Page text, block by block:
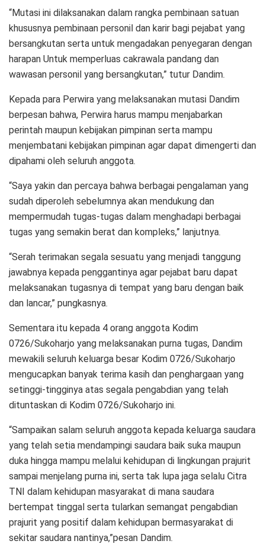
“Mutasi ini dilaksanakan dalam rangka pembinaan satuan
khususnya pembinaan personil dan karir bagi pejabat yang
bersangkutan serta untuk mengadakan penyegaran dengan
harapan Untuk memperluas cakrawala pandang dan
wawasan personil yang bersangkutan,” tutur Dandim.
Kepada para Perwira yang melaksanakan mutasi Dandim
berpesan bahwa, Perwira harus mampu menjabarkan
perintah maupun kebijakan pimpinan serta mampu
menjembatani kebijakan pimpinan agar dapat dimengerti dan
dipahami oleh seluruh anggota.
“Saya yakin dan percaya bahwa berbagai pengalaman yang
sudah diperoleh sebelumnya akan mendukung dan
mempermudah tugas-tugas dalam menghadapi berbagai
tugas yang semakin berat dan kompleks,” lanjutnya.
“Serah terimakan segala sesuatu yang menjadi tanggung
jawabnya kepada penggantinya agar pejabat baru dapat
melaksanakan tugasnya di tempat yang baru dengan baik
dan lancar,” pungkasnya.
Sementara itu kepada 4 orang anggota Kodim
0726/Sukoharjo yang melaksanakan purna tugas, Dandim
mewakili seluruh keluarga besar Kodim 0726/Sukoharjo
mengucapkan banyak terima kasih dan penghargaan yang
setinggi-tingginya atas segala pengabdian yang telah
dituntaskan di Kodim 0726/Sukoharjo ini.
“Sampaikan salam seluruh anggota kepada keluarga saudara
yang telah setia mendampingi saudara baik suka maupun
duka hingga mampu melalui kehidupan di lingkungan prajurit
sampai menjelang purna ini, serta tak lupa jaga selalu Citra
TNI dalam kehidupan masyarakat di mana saudara
bertempat tinggal serta tularkan semangat pengabdian
prajurit yang positif dalam kehidupan bermasyarakat di
sekitar saudara nantinya,”pesan Dandim.